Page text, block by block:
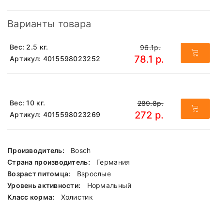
Варианты товара
Вес: 2.5 кг.
Артикул: 4015598023252
96.1р.
78.1 р.
Вес: 10 кг.
Артикул: 4015598023269
289.8р.
272 р.
Производитель:
Bosch
Страна производитель:
Германия
Возраст питомца:
Взрослые
Уровень активности:
Нормальный
Класс корма:
Холистик